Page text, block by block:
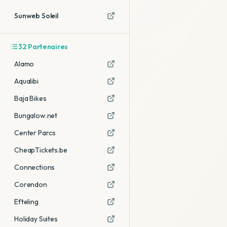
Sunweb Soleil
32 Partenaires
Alamo
Aqualibi
Baja Bikes
Bungalow.net
Center Parcs
CheapTickets.be
Connections
Corendon
Efteling
Holiday Suites